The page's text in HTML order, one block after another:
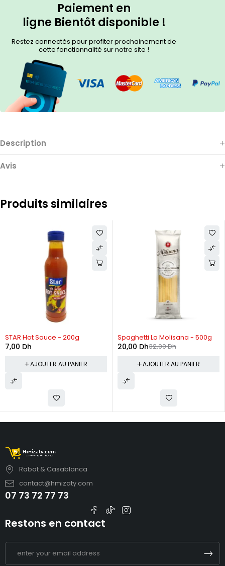
Paiement en
ligne Bientôt disponible !
Restez connectés pour profiter prochainement de
cette fonctionnalité sur notre site !
Description
Avis
Produits similaires
STAR Hot Sauce - 200g
7,00 Dh
AJOUTER AU PANIER
-37%
Spaghetti La Molisana - 500g
32,00Dh
20,00 Dh
AJOUTER AU PANIER
Rabat & Casablanca
contact@hmizaty.com
07 73 72 77 73
Restons en contact